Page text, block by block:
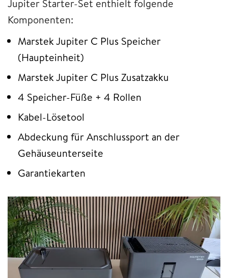
Jupiter Starter-Set enthielt folgende
Komponenten:
Marstek Jupiter C Plus Speicher
(Haupteinheit)
Marstek Jupiter C Plus Zusatzakku
4 Speicher-Füße + 4 Rollen
Kabel-Lösetool
Abdeckung für Anschlussport an der
Gehäuseunterseite
Garantiekarten